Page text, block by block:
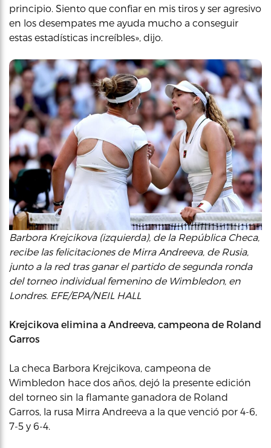
principio. Siento que confiar en mis tiros y ser agresivo
en los desempates me ayuda mucho a conseguir
estas estadísticas increíbles», dijo.
Barbora Krejcikova (izquierda), de la República Checa,
recibe las felicitaciones de Mirra Andreeva, de Rusia,
junto a la red tras ganar el partido de segunda ronda
del torneo individual femenino de Wimbledon, en
Londres. EFE/EPA/NEIL HALL
Krejcikova elimina a Andreeva, campeona de Roland
Garros
La checa Barbora Krejcikova, campeona de
Wimbledon hace dos años, dejó la presente edición
del torneo sin la flamante ganadora de Roland
Garros, la rusa Mirra Andreeva a la que venció por 4-6,
7-5 y 6-4.